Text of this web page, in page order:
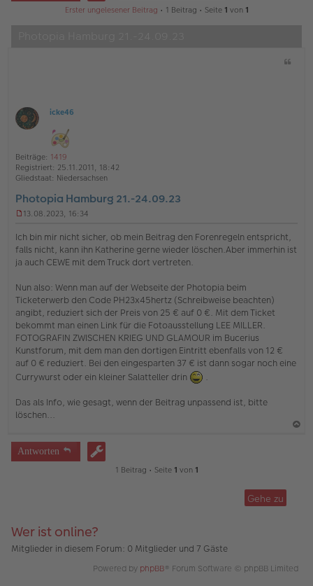
Erster ungelesener Beitrag • 1 Beitrag • Seite 1 von 1
n
e
icke46
Beiträge: 1419
Registriert: 25.11.2011, 18:42
Gliedstaat: Niedersachsen
Photopia Hamburg 21.-24.09.23
n
g
e
s
n
e
r
B
e
t
r
g
13.08.2023, 16:34
Ich bin mir nicht sicher, ob mein Beitrag den Forenregeln entspricht,
falls nicht, kann ihn Katherine gerne wieder löschen.Aber immerhin ist
ja auch CEWE mit dem Truck dort vertreten.
Nun also: Wenn man auf der Webseite der Photopia beim
Ticketerwerb den Code PH23x45hertz (Schreibweise beachten)
angibt, reduziert sich der Preis von 25 € auf 0 €. Mit dem Ticket
bekommt man einen Link für die Fotoausstellung LEE MILLER.
FOTOGRAFIN ZWISCHEN KRIEG UND GLAMOUR im Bucerius
Kunstforum, mit dem man den dortigen Eintritt ebenfalls von 12 €
auf 0 € reduziert. Bei den eingesparten 37 € ist dann sogar noch eine
Currywurst oder ein kleiner Salatteller drin
.
Das als Info, wie gesagt, wenn der Beitrag unpassend ist, bitte
löschen...
Antworten
1 Beitrag • Seite 1 von 1
Gehe zu
Wer ist online?
Mitglieder in diesem Forum: 0 Mitglieder und 7 Gäste
Powered by phpBB® Forum Software © phpBB Limited